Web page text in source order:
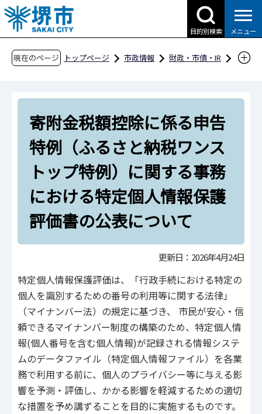
こ
の
ペ
目的別検索 メニュー
現在のページ トップページ 市政情報
財政・市債・IR
堺市ふるさと応援寄附金（ふるさと納税）
寄附金税額控除に係る申告特例（ふるさと納税
ワンストップ特例）に関する事務における特定
個人情報保護評価書の公表について
寄附金税額控除に係る申告
特例（ふるさと納税ワンス
トップ特例）に関する事務
における特定個人情報保護
評価書の公表について
更新日：2026年4月24日
特定個人情報保護評価は、「行政手続における特定の
個人を識別するための番号の利用等に関する法律」
（マイナンバー法）の規定に基づき、 市民が安心・信
頼できるマイナンバー制度の構築のため、特定個人情
報(個人番号を含む個人情報)が記録される情報システ
ムのデータファイル（特定個人情報ファイル）を各業
務で利用する前に、個人のプライバシー等に与える影
響を予測・評価し、かかる影響を軽減するための適切
な措置を予め講ずることを目的に実施するものです。